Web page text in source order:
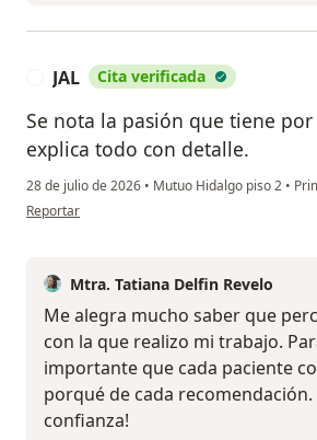
JAL Cita verificada
Se nota la pasión que tiene
explica todo con detalle.
28 de julio de 2026 • Mutuo Hidalgo piso 2 •
en opinión del usuario JAL
Reportar
Mtra. Tatiana Delfin Revelo
Me alegra mucho saber que
con la que realizo mi trabajo.
importante que cada paciente
porqué de cada recomendación.
confianza!